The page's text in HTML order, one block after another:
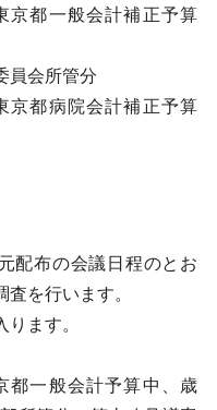
都一般会計補正予算
管分
都病院会計補正予算
配布の会議日程のとお
を行います。
ます。
一般会計予算中、歳